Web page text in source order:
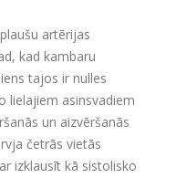
artērijas
kad kambaru
tajos ir nulles
lielajiem asinsvadiem
un aizvēršanās
četrās vietās
izklausīt kā sistolisko